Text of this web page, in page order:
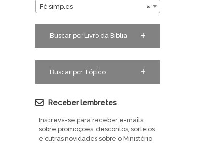
×
Fé simples
Buscar por Livro da Bíblia
Buscar por Tópico
Receber lembretes
Inscreva-se para receber e-mails
sobre promoções, descontos, sorteios
e outras novidades sobre o Ministério